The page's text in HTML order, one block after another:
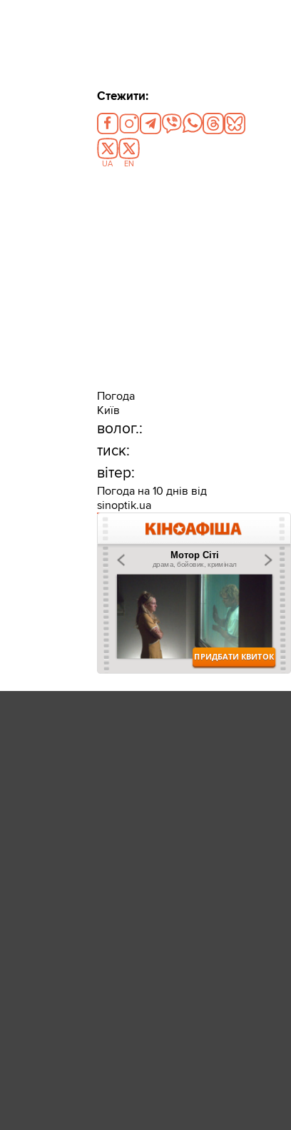
Стежити:
UA EN
Погода
Київ
волог.:
тиск:
вітер:
Погода на 10 днів від
sinoptik.ua